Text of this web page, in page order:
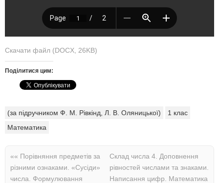
Скачати файл (DOCX, 26KB)
Поділитися цим:
(за підручником Ф. М. Рівкінд, Л. В. Оляницької)
1 клас
Математика
«« Порівняння предметів за
різними ознаками. «Сусіди»
числа. Формулювання
Склад числа 4. Доповнення
рівностей числами та знаками.
Написання цифр. Математика